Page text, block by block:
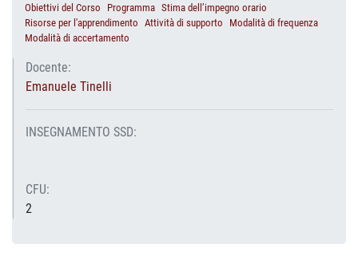
Obiettivi del Corso
Programma Stima dell’impegno orario
Risorse per l'apprendimento Attività di supporto
Modalità di frequenza
Modalità di accertamento
Docente:
Emanuele Tinelli
INSEGNAMENTO SSD:
CFU:
2